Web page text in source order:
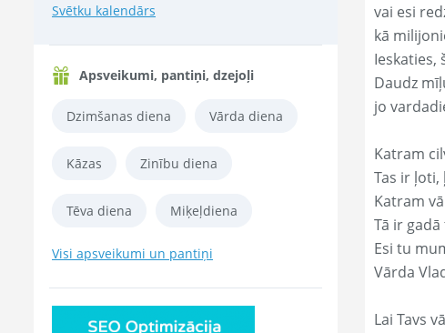
Svētku kalendārs
Apsveikumi, pantiņi, dzejoļi
Dzimšanas diena Vārda diena
Kāzas Zinību diena
Tēva diena Miķeļdiena
Visi apsveikumi un pantiņi
vai esi
kā
Ieskaties,
Daudz
jo
Katram
Tas ir ļoti,
Katram
Tā ir
Esi tu
Vārda
Lai Tavs